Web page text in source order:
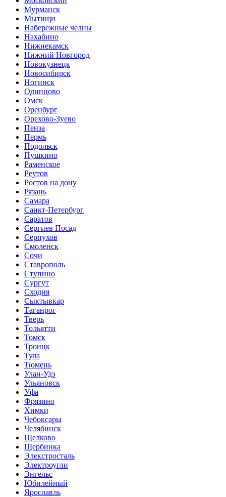
Мурманск
Мытищи
Набережные челны
Нахабино
Нижнекамск
Нижний Новгород
Новокузнецк
Новосибирск
Ногинск
Одинцово
Омск
Оренбург
Орехово-Зуево
Пенза
Пермь
Подольск
Пушкино
Раменское
Реутов
Ростов на дону
Рязань
Самара
Санкт-Петербург
Саратов
Сергиев Посад
Серпухов
Смоленск
Сочи
Ставрополь
Ступино
Сургут
Сходня
Сыктывкар
Таганрог
Тверь
Тольятти
Томск
Троицк
Тула
Тюмень
Улан-Удэ
Ульяновск
Уфа
Фрязино
Химки
Чебоксары
Челябинск
Щелково
Щербинка
Элекстросталь
Электроугли
Энгельс
Юбилейный
Ярославль